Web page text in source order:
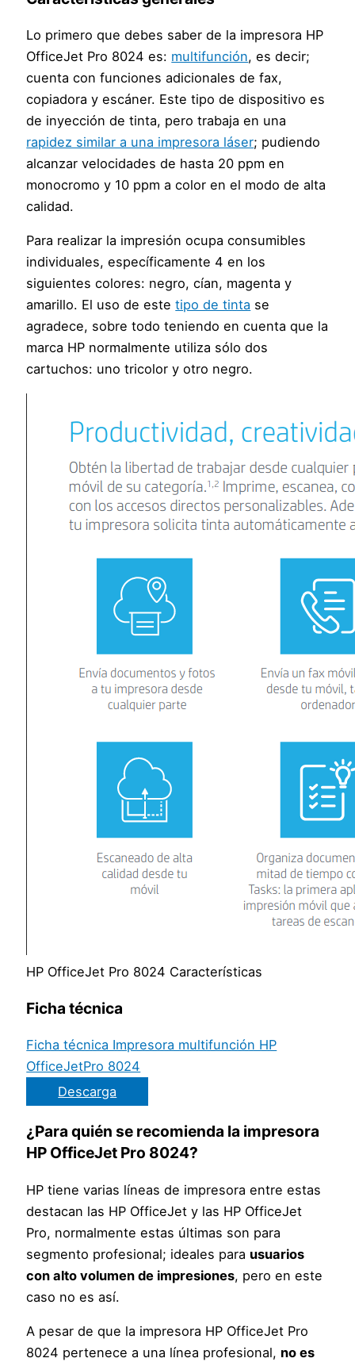
Lo primero que debes saber de la impresora HP
OfficeJet Pro 8024 es: multifunción, es decir;
cuenta con funciones adicionales de fax,
copiadora y escáner. Este tipo de dispositivo es
de inyección de tinta, pero trabaja en una
rapidez similar a una impresora láser; pudiendo
alcanzar velocidades de hasta 20 ppm en
monocromo y 10 ppm a color en el modo de alta
calidad.
Para realizar la impresión ocupa consumibles
individuales, específicamente 4 en los
siguientes colores: negro, cían, magenta y
amarillo. El uso de estetipo de tinta se
agradece, sobre todo teniendo en cuenta que la
marca HP normalmente utiliza sólo dos
cartuchos: uno tricolor y otro negro.
HP OfficeJet Pro 8024 Características
Ficha técnica
Ficha técnica Impresora multifunción HP
OfficeJetPro 8024
Descarga
¿Para quién se recomienda la impresora
HP OfficeJet Pro 8024?
HP tiene varias líneas de impresora entre estas
destacan las HP OfficeJet y las HP OfficeJet
Pro, normalmente estas últimas son para
segmento profesional; ideales para usuarios
con alto volumen de impresiones, pero en este
caso no es así.
A pesar de que la impresora HP OfficeJet Pro
8024 pertenece a una línea profesional, no es